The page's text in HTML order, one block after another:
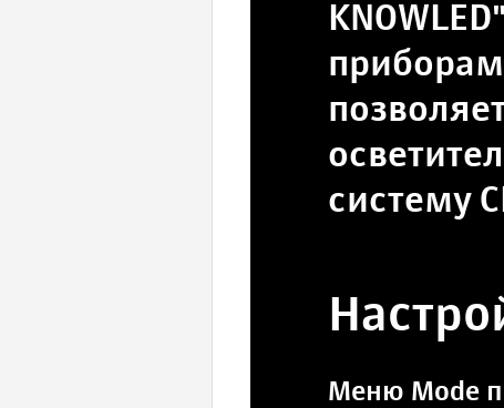
систему
Меню Mode